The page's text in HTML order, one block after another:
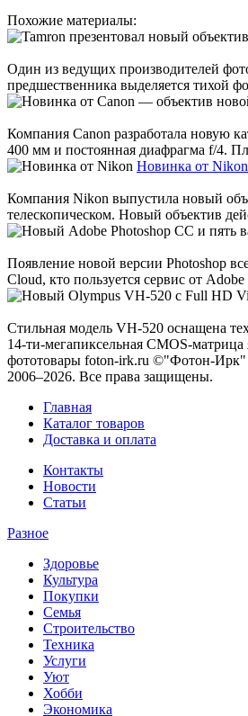
Похожие материалы:
Один из ведущих производителей
предшественника выделяется тихой
Компания Canon разработала новую
400 мм и постоянная диафрагма f/4.
Новинка от Nikon
Компания Nikоn выпустила новый
телескопическом. Новый объектив
Появление новой версии Photoshop
Cloud, кто пользуется сервис от
Стильная модель VH-520 оснащена
14-ти-мегапиксельная CMOS-
фототовары foton-irk.ru ©"Фотон-Ирк"
2006–2026. Все права защищены.
Главная
Каталог товаров
Доставка и оплата
Контакты
Новости
Статьи
Разное
Здоровье
Культура
Покупки
Семья
Строительство
Техника
Услуги
Уют
Хобби
Экономика